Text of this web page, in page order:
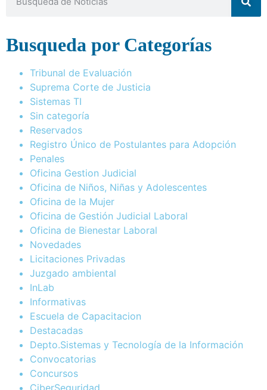
Busqueda por Categorías
Tribunal de Evaluación
Suprema Corte de Justicia
Sistemas TI
Sin categoría
Reservados
Registro Único de Postulantes para Adopción
Penales
Oficina Gestion Judicial
Oficina de Niños, Niñas y Adolescentes
Oficina de la Mujer
Oficina de Gestión Judicial Laboral
Oficina de Bienestar Laboral
Novedades
Licitaciones Privadas
Juzgado ambiental
InLab
Informativas
Escuela de Capacitacion
Destacadas
Depto.Sistemas y Tecnología de la Información
Convocatorias
Concursos
CiberSeguridad